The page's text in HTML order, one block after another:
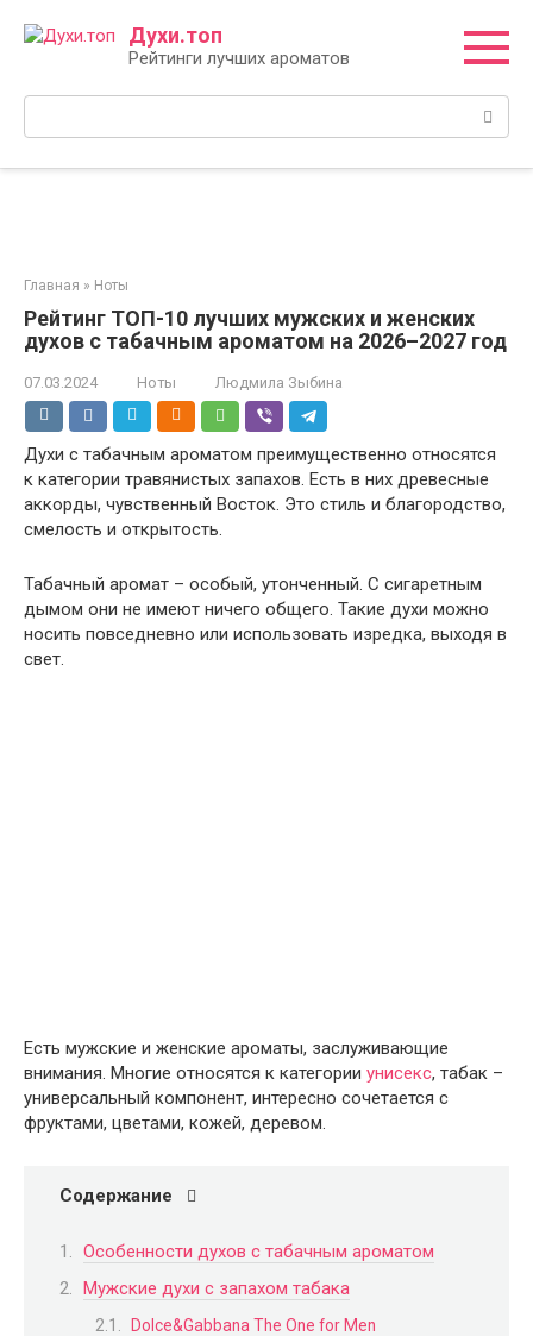
Духи.топ
Рейтинги лучших ароматов
Поиск:
Главная » Ноты
Рейтинг ТОП-10 лучших мужских и женских
духов с табачным ароматом на 2026–2027 год
07.03.2024 Ноты Людмила Зыбина
Духи с табачным ароматом преимущественно относятся
к категории травянистых запахов. Есть в них древесные
аккорды, чувственный Восток. Это стиль и благородство,
смелость и открытость.
Табачный аромат – особый, утонченный. С сигаретным
дымом они не имеют ничего общего. Такие духи можно
носить повседневно или использовать изредка, выходя в
свет.
Есть мужские и женские ароматы, заслуживающие
внимания. Многие относятся к категории унисекс, табак –
универсальный компонент, интересно сочетается с
фруктами, цветами, кожей, деревом.
Содержание
Особенности духов с табачным ароматом
Мужские духи с запахом табака
Dolce&Gabbana The One for Men